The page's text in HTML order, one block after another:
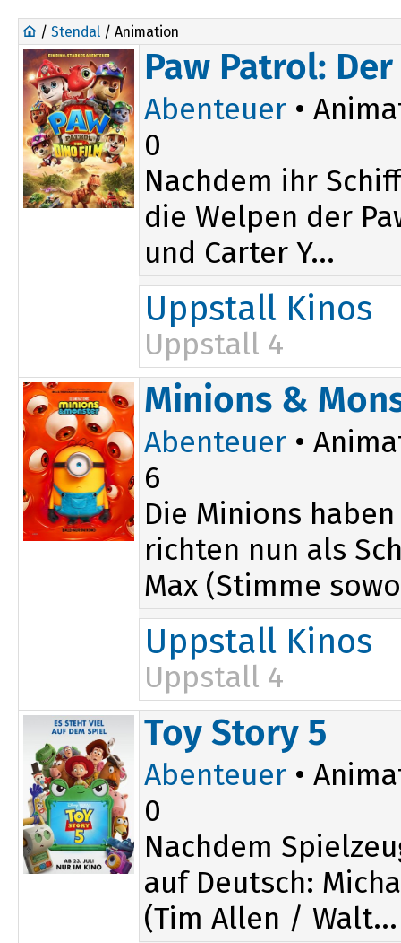
/ Stendal / Animation
Paw Patrol:
Abenteuer •
0
Nachdem ihr
die Welpen der
und Carter Y...
Uppstall Kinos
Uppstall 4
15:00
17:20
Minions &
Abenteuer •
6
Die Minions
richten nun als
Max (Stimme
Uppstall Kinos
Uppstall 4
14:30
Toy Story 5
Abenteuer •
0
Nachdem
auf Deutsch:
(Tim Allen / Walt...